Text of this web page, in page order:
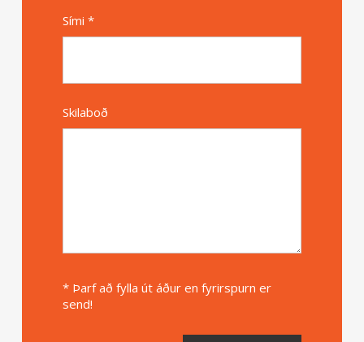
Sími *
Skilaboð
* Þarf að fylla út áður en fyrirspurn er
send!